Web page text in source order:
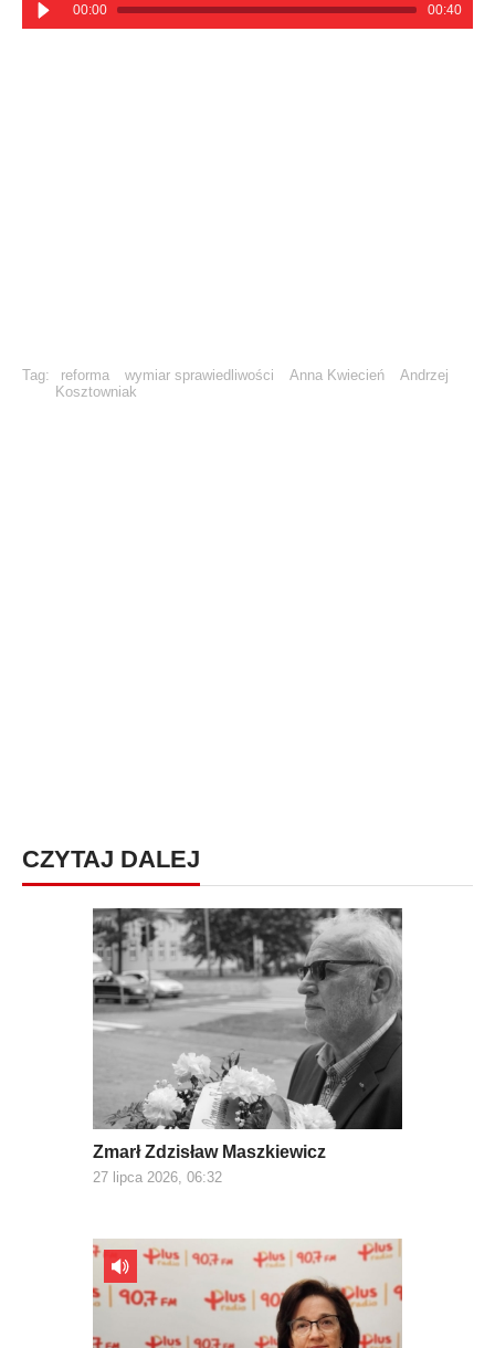
00:00 00:40
Tag: reforma wymiar sprawiedliwości Anna Kwiecień
Andrzej
Kosztowniak
CZYTAJ DALEJ
Zmarł Zdzisław Maszkiewicz
27 lipca 2026, 06:32